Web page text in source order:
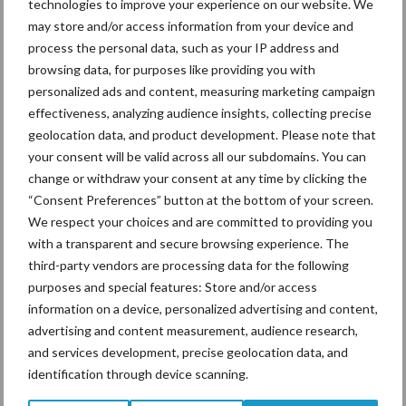
technologies to improve your experience on our website. We
may store and/or access information from your device and
process the personal data, such as your IP address and
browsing data, for purposes like providing you with
personalized ads and content, measuring marketing campaign
effectiveness, analyzing audience insights, collecting precise
geolocation data, and product development. Please note that
your consent will be valid across all our subdomains. You can
change or withdraw your consent at any time by clicking the
“Consent Preferences” button at the bottom of your screen.
We respect your choices and are committed to providing you
with a transparent and secure browsing experience. The
third-party vendors are processing data for the following
purposes and special features: Store and/or access
information on a device, personalized advertising and content,
advertising and content measurement, audience research,
and services development, precise geolocation data, and
identification through device scanning.
Noord- en Oost-Nederland
Oscar Koppelman :06 10 34 75 72
oscar.koppelman@corteva.com
Zuid- en West-Nederland
Arjan Geerets :06 30 12 44 02
arjan.geerets@corteva.com
Voor meer informatie: Kijk ook eens opCorteva.nlén volg ons op
Facebook.
Aanbevolen voor jou!
Van onze partner Corteva
Inkuilen van grasklaver
verdient extra aandacht